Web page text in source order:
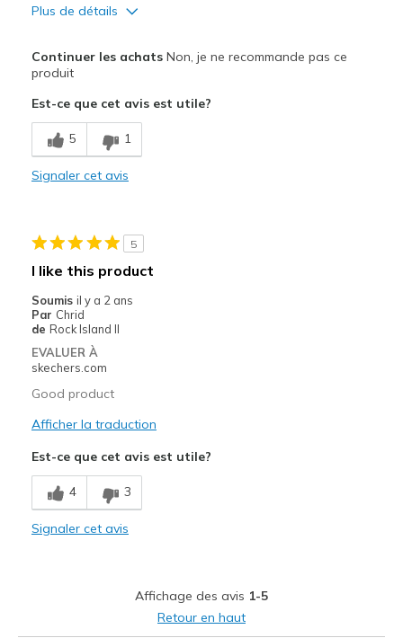
Plus de détails
Poor Quality
Continuer les achatsNon, je ne recommande pas ce
produit
Est-ce que cet avis est utile?
5 1
Signaler cet avis
5
I like this product
Soumis il y a 2 ans
Par Chrid
de Rock Island Il
EVALUER À
skechers.com
Good product
Afficher la traduction
Est-ce que cet avis est utile?
4 3
Signaler cet avis
Affichage des avis 1-5
Retour en haut